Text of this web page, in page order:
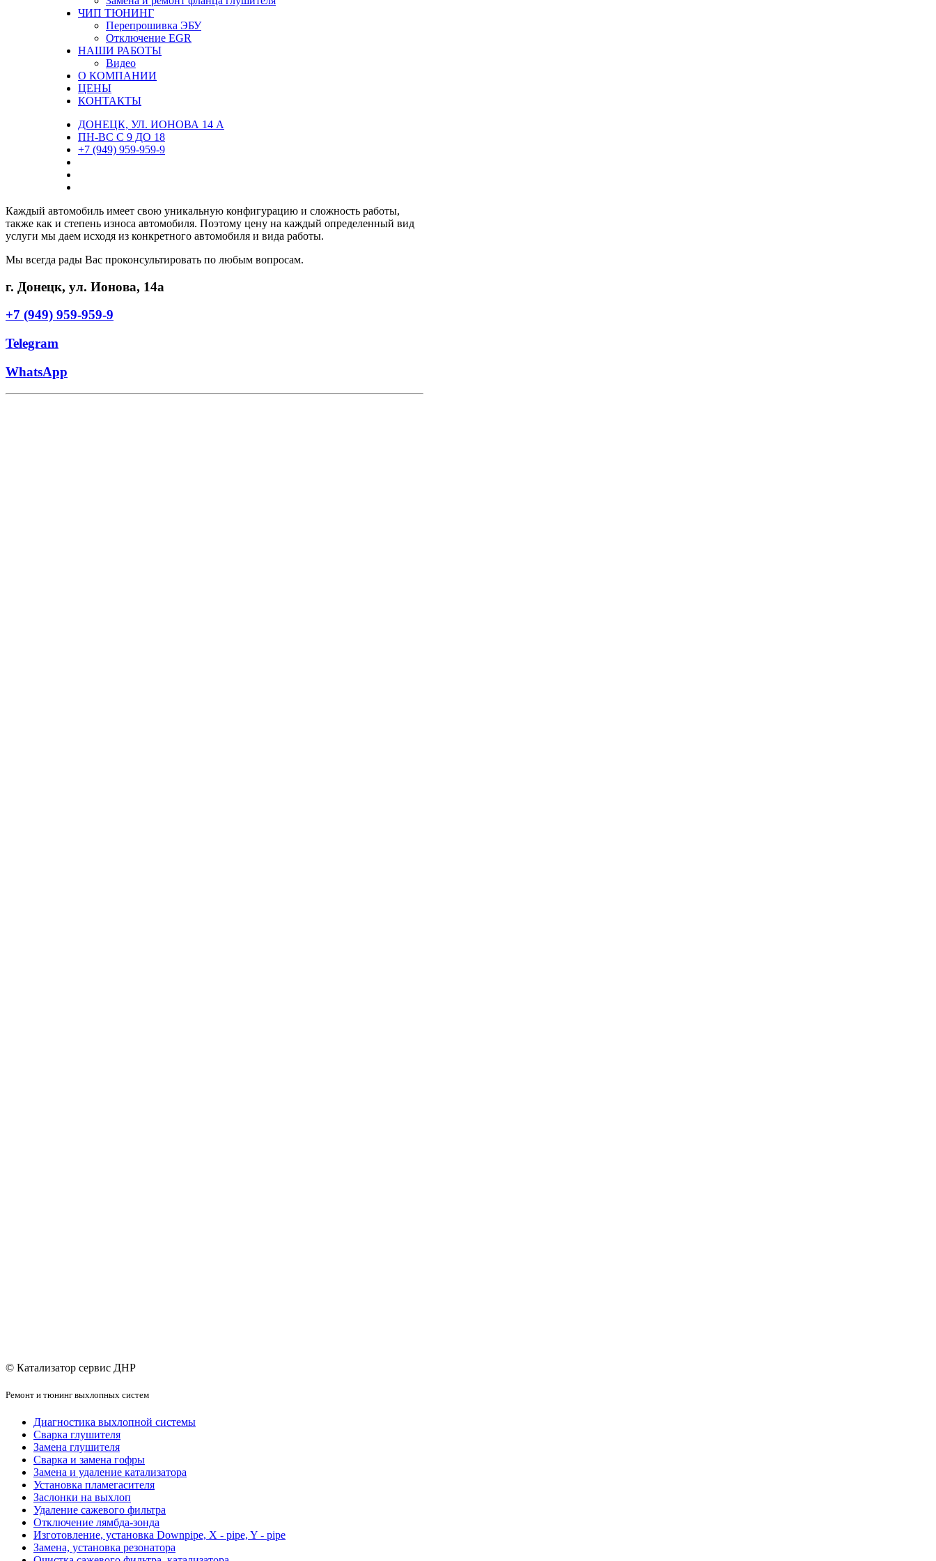
ЧИП ТЮНИНГ
Перепрошивка ЭБУ
Отключение EGR
НАШИ РАБОТЫ
Видео
О КОМПАНИИ
ЦЕНЫ
КОНТАКТЫ
ДОНЕЦК, УЛ. ИОНОВА 14 А
ПН-ВС С 9 ДО 18
+7 (949) 959-959-9
Каждый автомобиль имеет свою уникальную конфигурацию и сложность работы,
также как и степень износа автомобиля. Поэтому цену на каждый определенный вид
услуги мы даем исходя из конкретного автомобиля и вида работы.
Мы всегда рады Вас проконсультировать по любым вопросам.
г. Донецк, ул. Ионова, 14а
+7 (949) 959-959-9
Telegram
WhatsApp
© Катализатор сервис ДНР
Ремонт и тюнинг выхлопных систем
Диагностика выхлопной системы
Сварка глушителя
Замена глушителя
Сварка и замена гофры
Замена и удаление катализатора
Установка пламегасителя
Заслонки на выхлоп
Удаление сажевого фильтра
Отключение лямбда-зонда
Изготовление, установка Downpipe, X - pipe, Y - pipe
Замена, установка резонатора